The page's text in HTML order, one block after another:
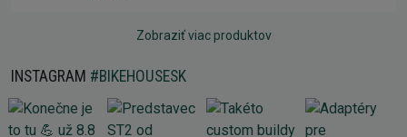
Zobraziť viac produktov
INSTAGRAM #BIKEHOUSESK